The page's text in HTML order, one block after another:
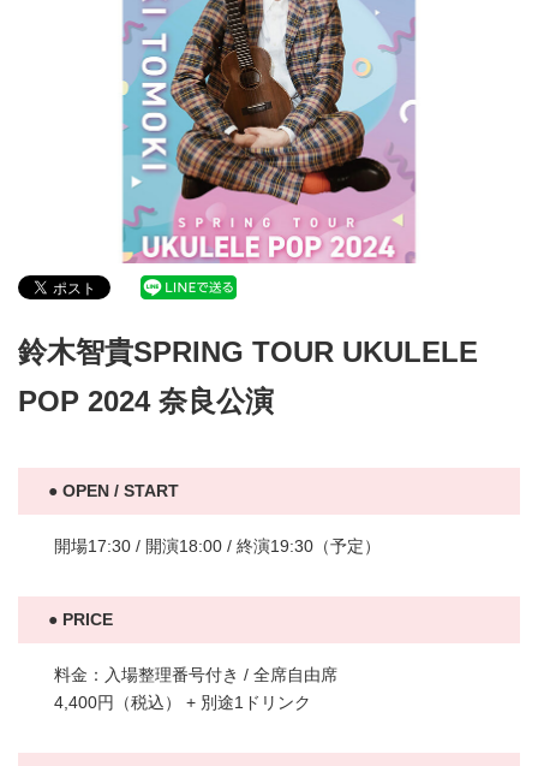
鈴木智貴SPRING TOUR UKULELE
POP 2024 奈良公演
OPEN / START
開場17:30 / 開演18:00 / 終演19:30（予定）
PRICE
料金：入場整理番号付き / 全席自由席
4,400円（税込） + 別途1ドリンク